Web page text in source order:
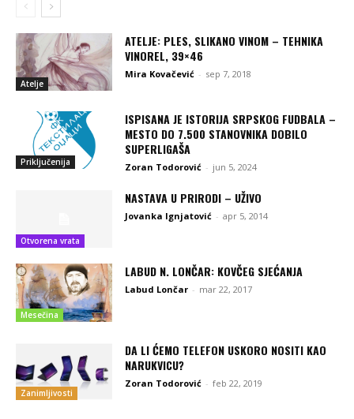
Atelje
ATELJE: PLES, SLIKANO VINOM – TEHNIKA
VINOREL, 39×46
Mira Kovačević - sep 7, 2018
Priključenija
ISPISANA JE ISTORIJA SRPSKOG FUDBALA –
MESTO DO 7.500 STANOVNIKA DOBILO
SUPERLIGAŠA
Zoran Todorović - jun 5, 2024
Otvorena vrata
NASTAVA U PRIRODI – UŽIVO
Jovanka Ignjatović - apr 5, 2014
Mesečina
LABUD N. LONČAR: KOVČEG SJEĆANJA
Labud Lončar - mar 22, 2017
Zanimljivosti
DA LI ĆEMO TELEFON USKORO NOSITI KAO
NARUKVICU?
Zoran Todorović - feb 22, 2019